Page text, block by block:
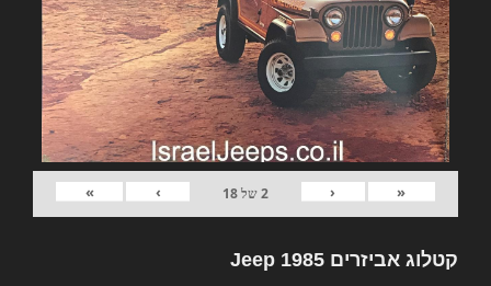
«
‹
2של18
›
»
קטלוג אביזרים Jeep 1985